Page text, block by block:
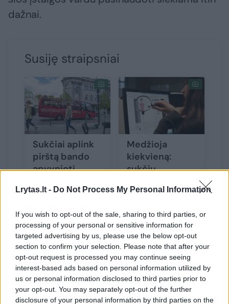
Lrytas.lt - Do Not Process My Personal Information
If you wish to opt-out of the sale, sharing to third parties, or
processing of your personal or sensitive information for
targeted advertising by us, please use the below opt-out
section to confirm your selection. Please note that after your
opt-out request is processed you may continue seeing
interest-based ads based on personal information utilized by
us or personal information disclosed to third parties prior to
your opt-out. You may separately opt-out of the further
disclosure of your personal information by third parties on the
dažnai.
Susiję straipsniai
Sukčiai aplink
pirštą bando
apvynioti
keliautojus –
juos apgauna
Medžioja
kiekvieną:
sukčių
vos kelis šimtus
turinys
gyventojai
„Pavasarį sukčiai, pasinaudoję pajamų